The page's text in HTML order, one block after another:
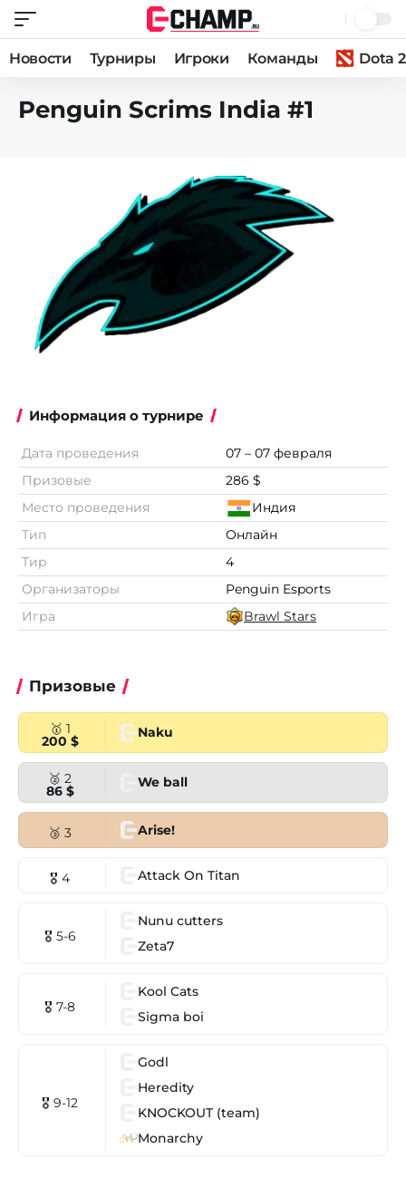
Новости Турниры Игроки Команды Dota 2
Penguin Scrims India #1
Информация о турнире
Дата проведения
07 – 07 февраля
Призовые
286 $
Место проведения
Индия
Тип
Онлайн
Тир
4
Организаторы
Penguin Esports
Игра
Brawl Stars
Призовые
🥇 1
200 $
Naku
🥈 2
86 $
We ball
🥉 3 Arise!
🎖 4 Attack On Titan
🎖 5-6
Nunu cutters
Zeta7
🎖 7-8
Kool Cats
Sigma boi
🎖 9-12
Godl
Heredity
KNOCKOUT (team)
Monarchy